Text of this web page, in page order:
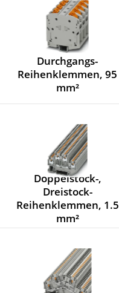
Durchgangs-
Reihenklemmen, 95
mm²
Doppelstock-,
Dreistock-
Reihenklemmen, 1.5
mm²